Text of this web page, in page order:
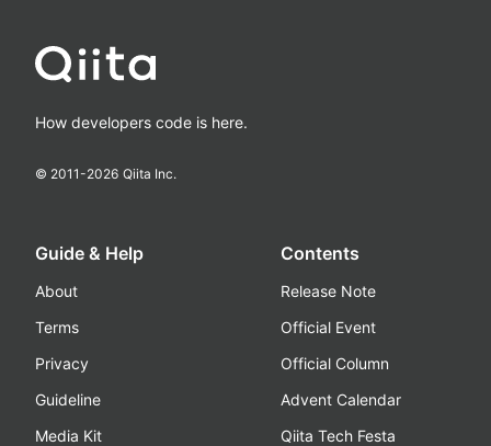
How developers code is here.
© 2011-2026 Qiita Inc.
Guide & Help
About
Terms
Privacy
Guideline
Media Kit
Contents
Release Note
Official Event
Official Column
Advent Calendar
Qiita Tech Festa